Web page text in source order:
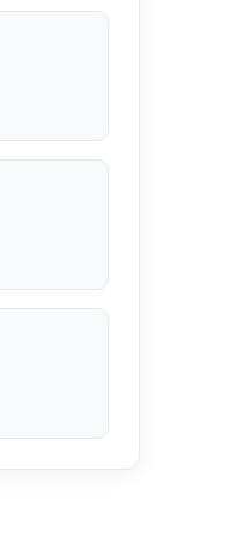
Scheme: अब
से ले सकते है
का व्यवसाय शुरू
है 25 लाख तक
महिलाओं
रूपए, इस प्रकार
कम ब्याज
LIC की
पुरे 27 लाख,